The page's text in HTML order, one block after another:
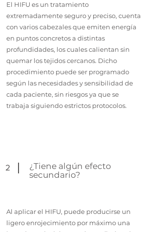
El HIFU es un tratamiento
extremadamente seguro y preciso, cuenta
con varios cabezales que emiten energía
en puntos concretos a distintas
profundidades, los cuales calientan sin
quemar los tejidos cercanos. Dicho
procedimiento puede ser programado
según las necesidades y sensibilidad de
cada paciente, sin riesgos ya que se
trabaja siguiendo estrictos protocolos.
2
¿Tiene algún efecto
secundario?
Al aplicar el HIFU, puede producirse un
ligero enrojecimiento por máximo una